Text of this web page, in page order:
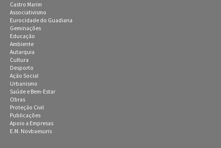
Castro Marim
Associativismo
Eurocidade do Guadiana
Geminações
Educação
Ambiente
Autarquia
Cultura
Desporto
Ação Social
Urbanismo
Saúde e Bem-Estar
Obras
Proteção Civil
Publicações
Apoio a Empresas
E.M. Novbaesuris